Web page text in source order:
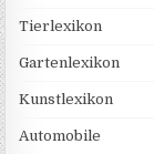
Tierlexikon
Gartenlexikon
Kunstlexikon
Automobile